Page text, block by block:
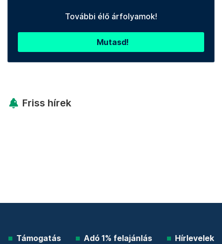
További élő árfolyamok!
Mutasd!
Friss hírek
Támogatás Adó 1% felajánlás Hírlevelek